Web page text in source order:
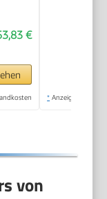
650
€
* Anzeige
von